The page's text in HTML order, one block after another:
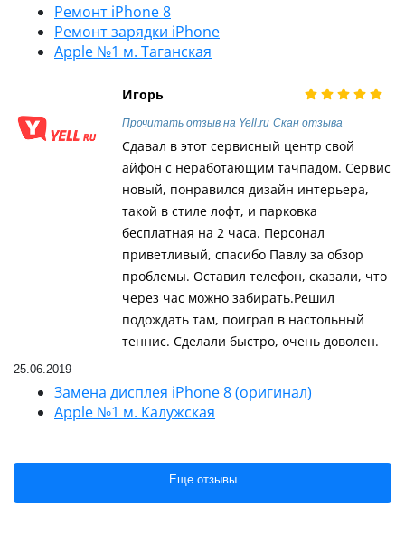
Ремонт iPhone 8
Ремонт зарядки iPhone
Apple №1 м. Таганская
Игорь
Прочитать отзыв на Yell.ru Скан отзыва
Сдавал в этот сервисный центр свой
айфон с неработающим тачпадом. Сервис
новый, понравился дизайн интерьера,
такой в стиле лофт, и парковка
бесплатная на 2 часа. Персонал
приветливый, спасибо Павлу за обзор
проблемы. Оставил телефон, сказали, что
через час можно забирать.Решил
подождать там, поиграл в настольный
теннис. Сделали быстро, очень доволен.
25.06.2019
Замена дисплея iPhone 8 (оригинал)
Apple №1 м. Калужская
Еще отзывы